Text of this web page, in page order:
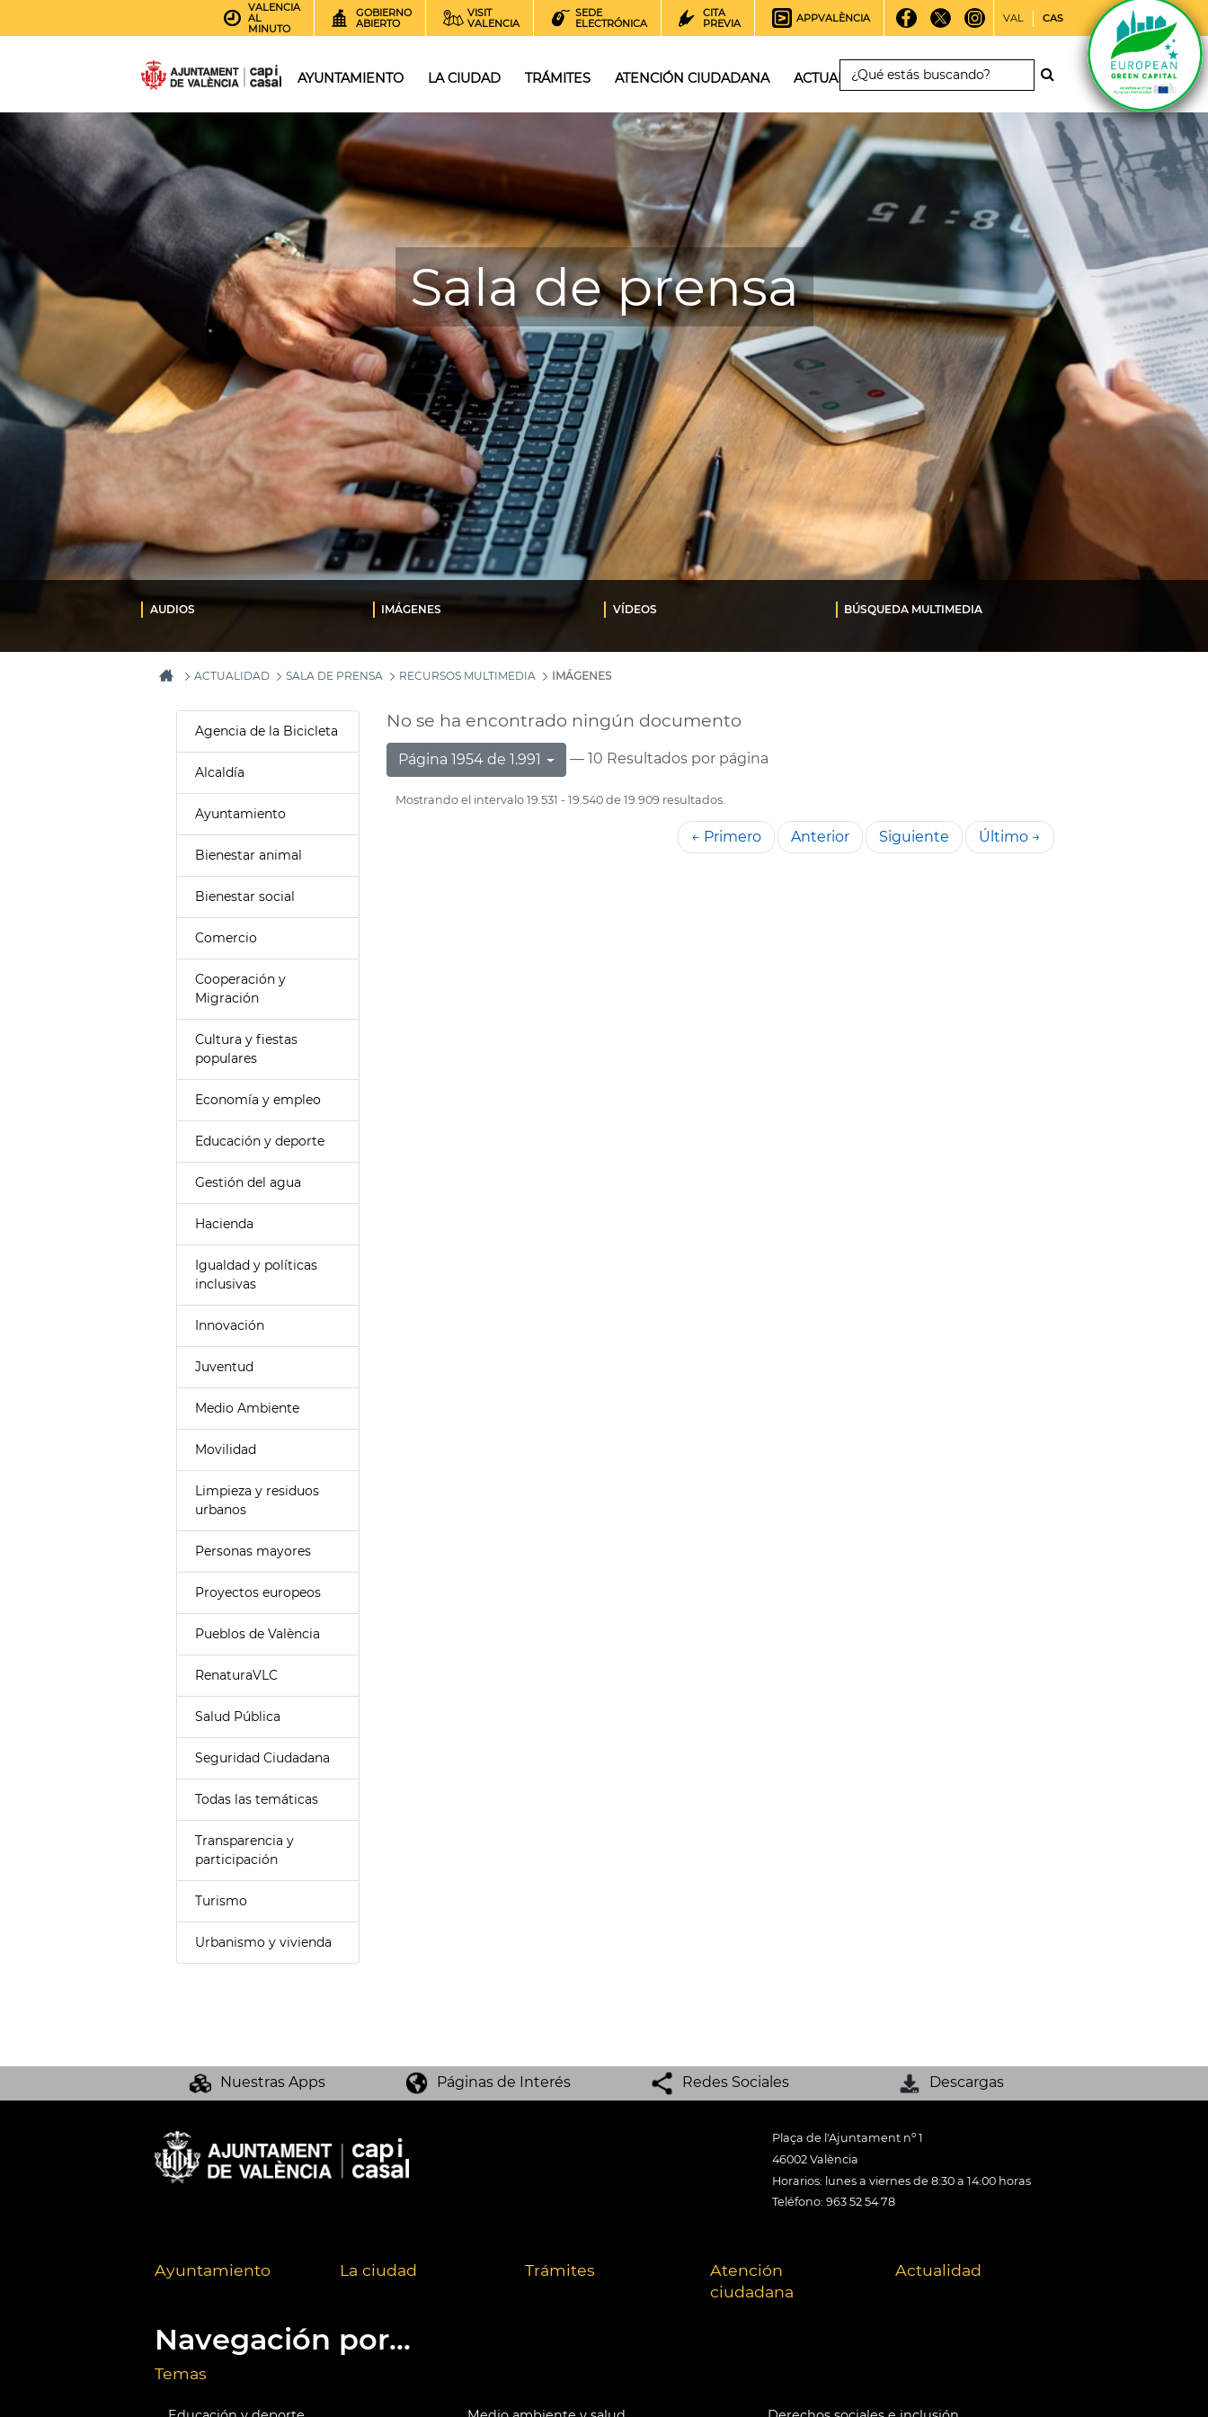
VALENCIA
AL
MINUTO
GOBIERNO
ABIERTO
VISIT
VALENCIA
SEDE
ELECTRÓNICA
CITA
PREVIA
APPVALÈNCIA VAL CAS
AYUNTAMIENTO LA CIUDAD TRÁMITES ATENCIÓN CIUDADANA ACTUALIDAD
Sala de prensa
AUDIOS IMÁGENES VÍDEOS BÚSQUEDA MULTIMEDIA
ACTUALIDAD SALA DE PRENSA RECURSOS MULTIMEDIA IMÁGENES
Agencia de la Bicicleta
Alcaldía
Ayuntamiento
Bienestar animal
Bienestar social
Comercio
Cooperación y
Migración
Cultura y fiestas
populares
Economía y empleo
Educación y deporte
Gestión del agua
Hacienda
Igualdad y políticas
inclusivas
Innovación
Juventud
Medio Ambiente
Movilidad
Limpieza y residuos
urbanos
Personas mayores
Proyectos europeos
Pueblos de València
RenaturaVLC
Salud Pública
Seguridad Ciudadana
Todas las temáticas
Transparencia y
participación
Turismo
Urbanismo y vivienda
No se ha encontrado ningún documento
Página 1954 de 1.991 — 10 Resultados por página
Mostrando el intervalo 19.531 - 19.540 de 19.909 resultados.
← Primero Anterior Siguiente Último →
Nuestras Apps Páginas de Interés Redes Sociales Descargas
Plaça de l'Ajuntament nº 1
46002 València
Horarios: lunes a viernes de 8:30 a 14:00 horas
Teléfono: 963 52 54 78
Ayuntamiento La ciudad Trámites
Atención
ciudadana
Actualidad
Navegación por...
Temas